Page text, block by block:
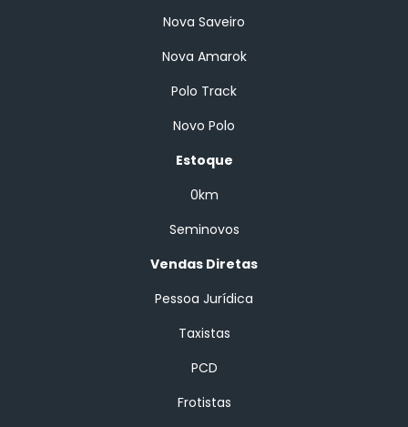
Nova Saveiro
Nova Amarok
Polo Track
Novo Polo
Estoque
0km
Seminovos
Vendas Diretas
Pessoa Jurídica
Taxistas
PCD
Frotistas